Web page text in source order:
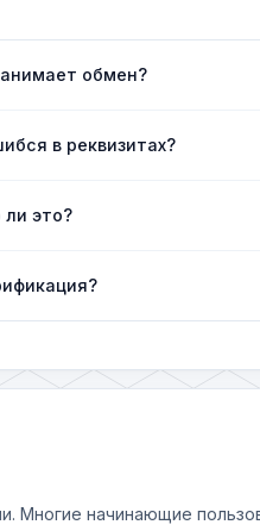
обмен?
в реквизитах?
ли это?
Многие начинающие